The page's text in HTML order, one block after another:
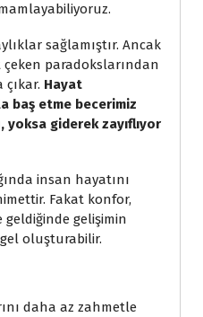
sağlamıştır. Ancak
paradokslarından
Hayat
baş etme becerimiz
yoksa giderek zayıflıyor
insan hayatını
Fakat konfor,
gelişimin
oluşturabilir.
daha az zahmetle